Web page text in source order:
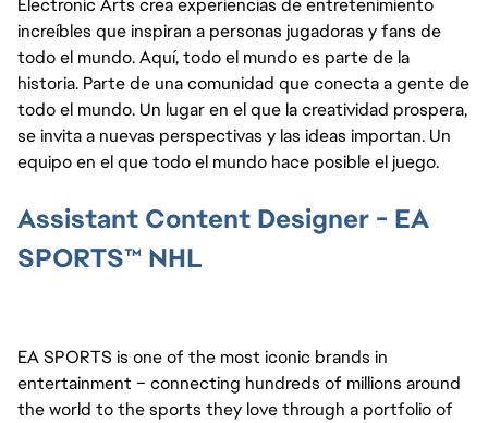
Electronic Arts crea experiencias de entretenimiento
increíbles que inspiran a personas jugadoras y fans de
todo el mundo. Aquí, todo el mundo es parte de la
historia. Parte de una comunidad que conecta a gente de
todo el mundo. Un lugar en el que la creatividad prospera,
se invita a nuevas perspectivas y las ideas importan. Un
equipo en el que todo el mundo hace posible el juego.
Assistant Content Designer - EA
SPORTS™ NHL
EA SPORTS is one of the most iconic brands in
entertainment – connecting hundreds of millions around
the world to the sports they love through a portfolio of